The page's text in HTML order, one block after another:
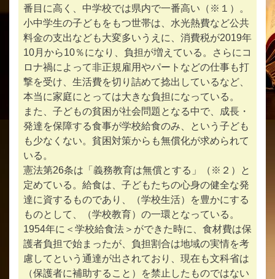
番目に高く、中学校では県内で一番高い（※１）。
小中学生の子どもをもつ世帯は、水光熱費など公共
料金の支出なども大変多いうえに、消費税が2019年
10月から10％になり、負担が増えている。さらにコ
ロナ禍によって非正規雇用やパートなどの仕事も打
撃を受け、生活費を切り詰めて捻出しているなど、
本当に家庭にとっては大きな負担になっている。
また、子どもの貧困が社会問題となる中で、成長・
発達を保障する食事が学校給食のみ、という子ども
も少なくない。貧困対策からも無償化が求められて
いる。
憲法第26条は「義務教育は無償とする」（※２）と
定めている。給食は、子どもたちの心身の健全な発
達に資するものであり、（学校生活）を豊かにする
ものとして、（学校教育）の一環となっている。
1954年に＜学校給食法＞ができた時に、食材費は保
護者負担で始まったが、負担割合は地域の実情を考
慮してという通達が出されており、現在も文科省は
（保護者に補助すること）を禁止したものではない